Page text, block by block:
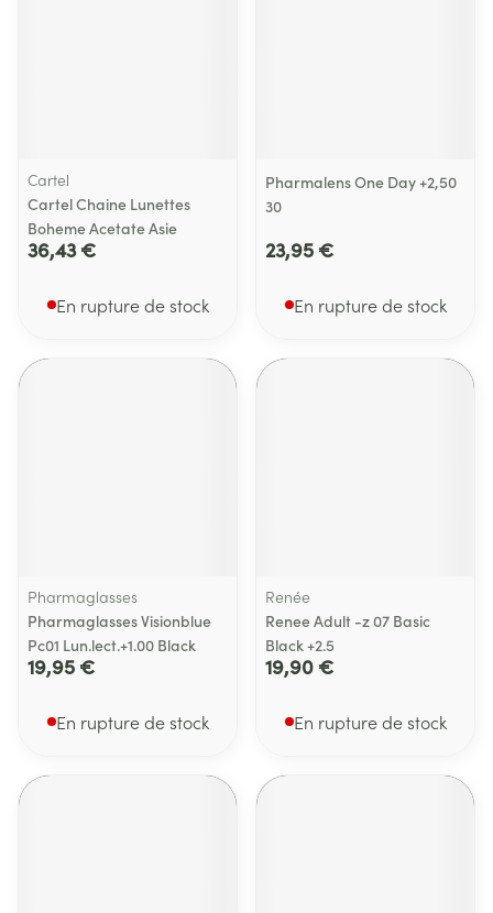
Cartel
Cartel Chaine Lunettes
Boheme Acetate Asie
36,43 €
En rupture de stock
Pharmalens One Day +2,50
30
23,95 €
En rupture de stock
Pharmaglasses
Pharmaglasses Visionblue
Pc01 Lun.lect.+1.00 Black
19,95 €
En rupture de stock
Renée
Renee Adult -z 07 Basic
Black +2.5
19,90 €
En rupture de stock